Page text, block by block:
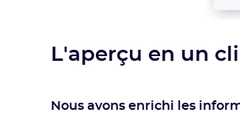
L'aperçu en un
Nous avons enrichi les